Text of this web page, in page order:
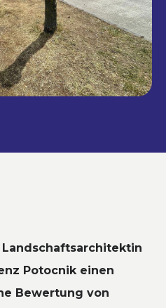
Landschaftsarchitektin
Potocnik einen
Bewertung von